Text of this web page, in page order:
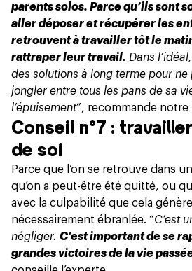
parents solos. Parce qu’ils sont
aller déposer et récupérer les
retrouvent à travailler tôt le
rattraper leur travail. Dans
des solutions à long terme pour ne
jongler entre tous les pans de sa
l’épuisement”, recommande
Conseil n°7 :
de soi
Parce que l’on se retrouve dans
qu’on a peut-être été quitté, ou
avec la culpabilité que cela
nécessairement ébranlée. “C’est
négliger. C’est important de se
grandes victoires de la vie